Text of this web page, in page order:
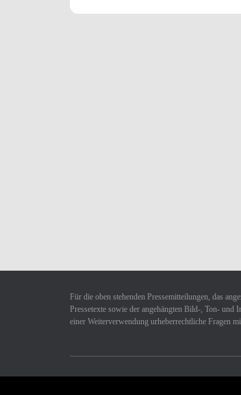
Für die oben stehenden Pressemitteilungen, das
Pressetexte sowie der angehängten Bild-, Ton-
einer Weiterverwendung urheberrechtliche Fragen